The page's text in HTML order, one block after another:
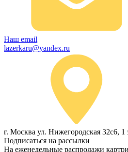
Наш email
lazerkaru@yandex.ru
г. Москва ул. Нижегородская 32с6,
Подписаться на рассылки
На еженедельные распродажи